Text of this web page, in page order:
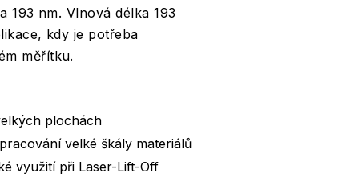
193 nm. Vlnová délka 193
kdy je potřeba
měřítku.
plochách
velké škály materiálů
využití při Laser-Lift-Off